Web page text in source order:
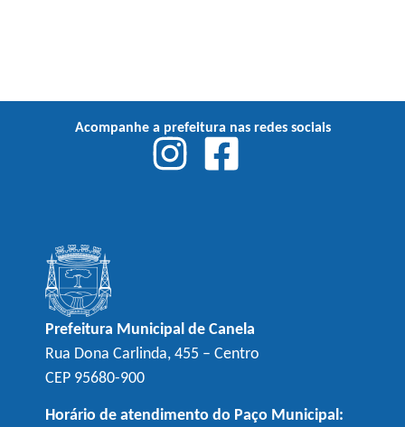
Acompanhe a prefeitura nas redes sociais
Prefeitura Municipal de Canela
Rua Dona Carlinda, 455 – Centro
CEP 95680-900
Horário de atendimento do Paço Municipal: